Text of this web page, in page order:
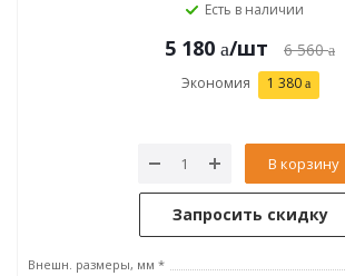
Есть в наличии
5 180 /шт 6 560
Экономия 1 380
В корзину
Запросить скидку
Внешн. размеры, мм *